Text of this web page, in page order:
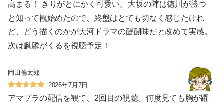
高まる！ きりがとにかく可愛い。大坂の陣は徳川が勝つ
と知って観始めたので、終盤はとても切なく感じたけれ
ど、どう描くのかが大河ドラマの醍醐味だと改めて実感。
次は麒麟がくるを視聴予定！
岡田倫太郎
2026年7月7日
アマプラの配信を観て、2回目の視聴。何度見ても胸が躍